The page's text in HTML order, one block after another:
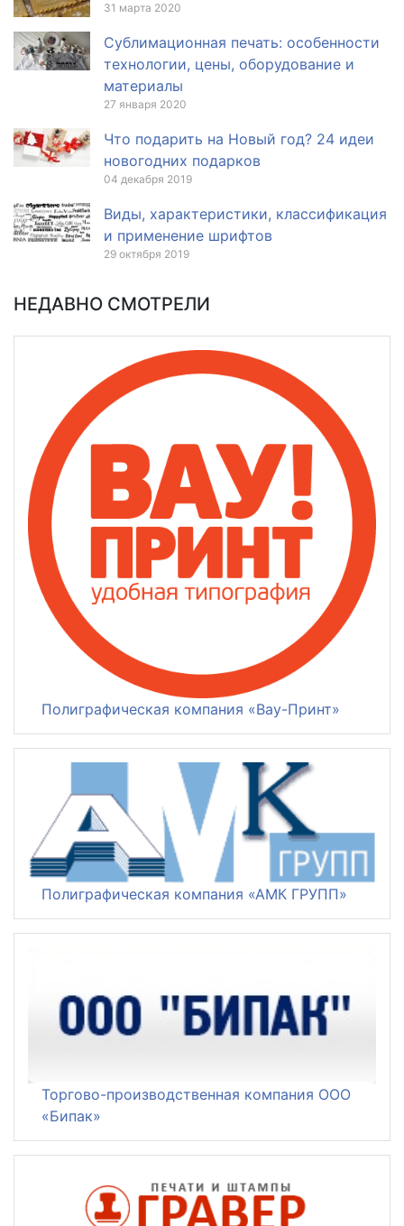
31 марта 2020
Сублимационная печать: особенности
технологии, цены, оборудование и
материалы
27 января 2020
Что подарить на Новый год? 24 идеи
новогодних подарков
04 декабря 2019
Виды, характеристики, классификация
и применение шрифтов
29 октября 2019
НЕДАВНО СМОТРЕЛИ
Полиграфическая компания «Вау-Принт»
Полиграфическая компания «АМК ГРУПП»
Торгово-производственная компания ООО
«Бипак»